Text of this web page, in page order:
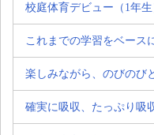
校庭体育デビュー（1年生
これまでの学習をベース
楽しみながら、のびのび
確実に吸収、たっぷり吸